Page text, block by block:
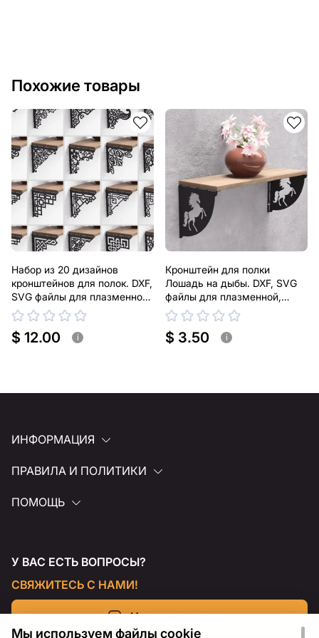
Похожие товары
Набор из 20 дизайнов
кронштейнов для полок. DXF,
SVG файлы для плазменной,
лазерной резки. Держатель
для полки
$ 12.00 i
Кронштейн для полки
Лошадь на дыбы. DXF, SVG
файлы для плазменной,
лазерной резки. Держатель
для полки
$ 3.50 i
ИНФОРМАЦИЯ
ПРАВИЛА И ПОЛИТИКИ
ПОМОЩЬ
У ВАС ЕСТЬ ВОПРОСЫ?
СВЯЖИТЕСЬ С НАМИ!
Напишите нам
Мы используем файлы cookie